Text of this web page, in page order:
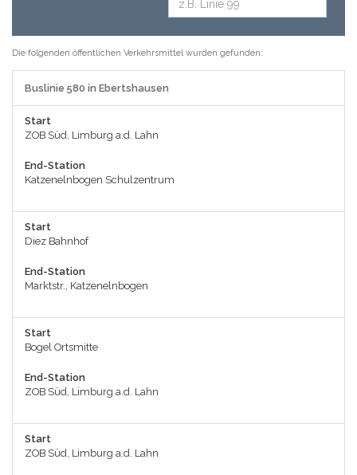
Die folgenden öffentlichen Verkehrsmittel wurden gefunden:
Buslinie 580 in Ebertshausen
Start
ZOB Süd, Limburg a.d. Lahn
End-Station
Katzenelnbogen Schulzentrum
Start
Diez Bahnhof
End-Station
Marktstr., Katzenelnbogen
Start
Bogel Ortsmitte
End-Station
ZOB Süd, Limburg a.d. Lahn
Start
ZOB Süd, Limburg a.d. Lahn